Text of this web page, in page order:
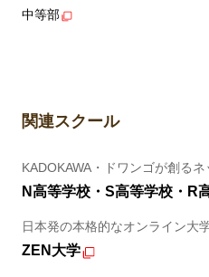
中等部
関連スクール
KADOKAWA・ドワンゴが創る
N高等学校・S高等学校・R
日本発の本格的なオンライン大
ZEN大学